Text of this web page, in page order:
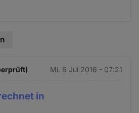
Mi. 6 Jul 2016 - 07:21
in